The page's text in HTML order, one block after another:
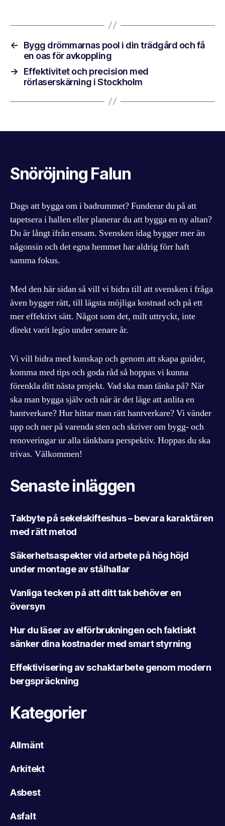
←
Bygg drömmarnas pool i din trädgård och få
en oas för avkoppling
→
Effektivitet och precision med
rörlaserskärning i Stockholm
Snöröjning Falun
Dags att bygga om i badrummet? Funderar du på att
tapetsera i hallen eller planerar du att bygga en ny altan?
Du är långt ifrån ensam. Svensken idag bygger mer än
någonsin och det egna hemmet har aldrig förr haft
samma fokus.
Med den här sidan så vill vi bidra till att svensken i fråga
även bygger rätt, till lägsta möjliga kostnad och på ett
mer effektivt sätt. Något som det, milt uttryckt, inte
direkt varit legio under senare år.
Vi vill bidra med kunskap och genom att skapa guider,
komma med tips och goda råd så hoppas vi kunna
förenkla ditt nästa projekt. Vad ska man tänka på? När
ska man bygga själv och när är det läge att anlita en
hantverkare? Hur hittar man rätt hantverkare? Vi vänder
upp och ner på varenda sten och skriver om bygg- och
renoveringar ur alla tänkbara perspektiv. Hoppas du ska
trivas. Välkommen!
Senaste inläggen
Takbyte på sekelskifteshus – bevara karaktären
med rätt metod
Säkerhetsaspekter vid arbete på hög höjd
under montage av stålhallar
Vanliga tecken på att ditt tak behöver en
översyn
Hur du läser av elförbrukningen och faktiskt
sänker dina kostnader med smart styrning
Effektivisering av schaktarbete genom modern
bergspräckning
Kategorier
Allmänt
Arkitekt
Asbest
Asfalt